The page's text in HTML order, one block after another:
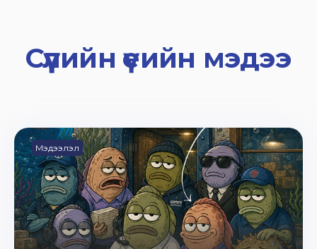
Сүүлийн үеийн мэдээ
Мэдээлэл